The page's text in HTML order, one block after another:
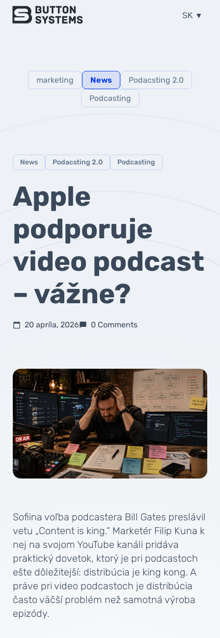
SK
marketing News
Podacsting 2.0
Podcasting
News Podacsting 2.0 Podcasting
Apple
podporuje
video podcast
– vážne?
calendar_today 20 apríla, 2026chat_bubble 0 Comments
Sofiina voľba podcastera Bill Gates preslávil
vetu „Content is king.“ Marketér Filip Kuna k
nej na svojom YouTube kanáli pridáva
praktický dovetok, ktorý je pri podcastoch
ešte dôležitejší: distribúcia je king kong. A
práve pri video podcastoch je distribúcia
často väčší problém než samotná výroba
epizódy.